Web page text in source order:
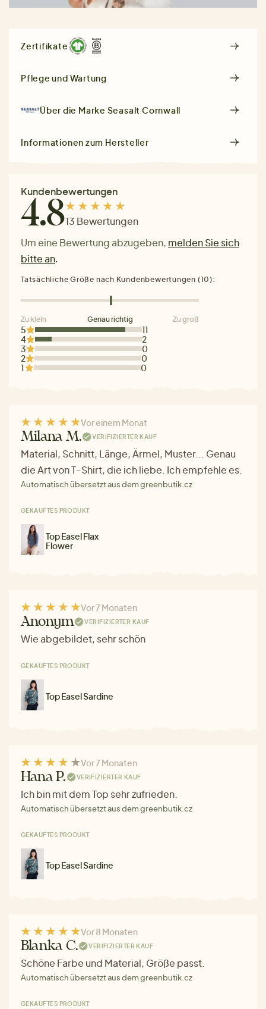
Zertifikate
Pflege und Wartung
Über die Marke Seasalt Cornwall
Informationen zum Hersteller
Kundenbewertungen
4.813 Bewertungen
Um eine Bewertung abzugeben, melden Sie sich
bitte an.
5
11
4
2
3
0
2
0
1
0
Tatsächliche Größe nach Kundenbewertungen (10):
Zu klein Genau richtig Zu groß
Vor einem Monat
Milana M. VERIFIZIERTER KAUF
Material, Schnitt, Länge, Ärmel, Muster... Genau
die Art von T-Shirt, die ich liebe. Ich empfehle es.
Automatisch übersetzt aus dem greenbutik.cz
GEKAUFTES PRODUKT
Top Easel Flax
Flower
Vor 7 Monaten
Anonym VERIFIZIERTER KAUF
Wie abgebildet, sehr schön
GEKAUFTES PRODUKT
Top Easel Sardine
Vor 7 Monaten
Hana P. VERIFIZIERTER KAUF
Ich bin mit dem Top sehr zufrieden.
Automatisch übersetzt aus dem greenbutik.cz
GEKAUFTES PRODUKT
Top Easel Sardine
Vor 8 Monaten
Blanka C. VERIFIZIERTER KAUF
Schöne Farbe und Material, Größe passt.
Automatisch übersetzt aus dem greenbutik.cz
GEKAUFTES PRODUKT